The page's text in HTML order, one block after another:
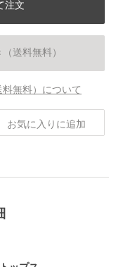
注文
送料無料）
無料）について
お気に入りに追加